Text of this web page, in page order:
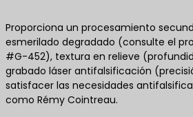
Proporciona un procesamiento
esmerilado degradado (consulte el
#G-452), textura en relieve
grabado láser antifalsificación
satisfacer las necesidades
como Rémy Cointreau.